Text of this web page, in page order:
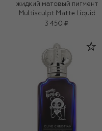
жидкий матовый пигмент
Multisculpt Matte Liquid
Colour, оттенок Painterly
3 450 ₽